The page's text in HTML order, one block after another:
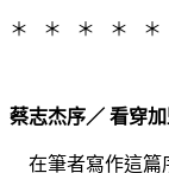
＊ ＊ ＊ ＊
蔡志杰序／ 看穿
在筆者寫作這篇